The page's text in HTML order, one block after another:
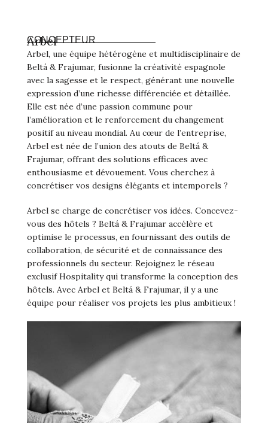
Arbel
CONCEPTEUR
Arbel, une équipe hétérogène et multidisciplinaire de
Beltá & Frajumar, fusionne la créativité espagnole
avec la sagesse et le respect, générant une nouvelle
expression d’une richesse différenciée et détaillée.
Elle est née d’une passion commune pour
l’amélioration et le renforcement du changement
positif au niveau mondial. Au cœur de l’entreprise,
Arbel est née de l’union des atouts de Beltá &
Frajumar, offrant des solutions efficaces avec
enthousiasme et dévouement. Vous cherchez à
concrétiser vos designs élégants et intemporels ?
Arbel se charge de concrétiser vos idées. Concevez-
vous des hôtels ? Beltá & Frajumar accélère et
optimise le processus, en fournissant des outils de
collaboration, de sécurité et de connaissance des
professionnels du secteur. Rejoignez le réseau
exclusif Hospitality qui transforme la conception des
hôtels. Avec Arbel et Beltá & Frajumar, il y a une
équipe pour réaliser vos projets les plus ambitieux !